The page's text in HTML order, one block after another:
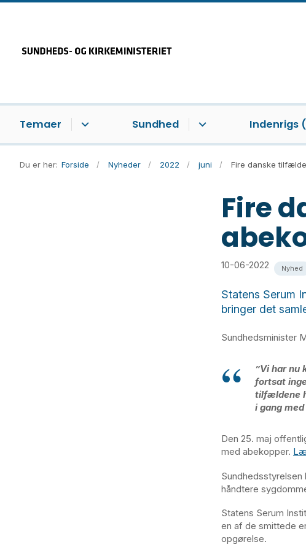
Temaer Sundhed Indenrigs
Du er her: Forside Nyheder 2022 juni Fire danske
Fire
10-06-2022 Nyhed
Statens Serum
bringer det
Sundhedsminister
”Vi har nu
fortsat
tilfældene
i gang
Den 25. maj
med abekopper.
håndtere
Statens Serum
en af de smittede
opgørelse.